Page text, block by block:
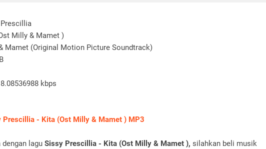
Milly & Mamet )
Mamet (Original Motion Picture Soundtrack)
kbps
Prescillia - Kita (Ost Milly & Mamet ) MP3
lagu Sissy Prescillia - Kita (Ost Milly & Mamet ), silahkan beli musik